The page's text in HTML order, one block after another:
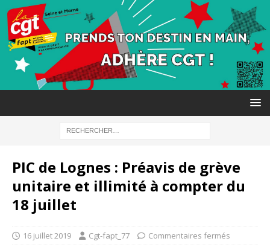
PIC de Lognes : Préavis de grève
unitaire et illimité à compter du
18 juillet
16 juillet 2019 Cgt-fapt_77 Commentaires fermés